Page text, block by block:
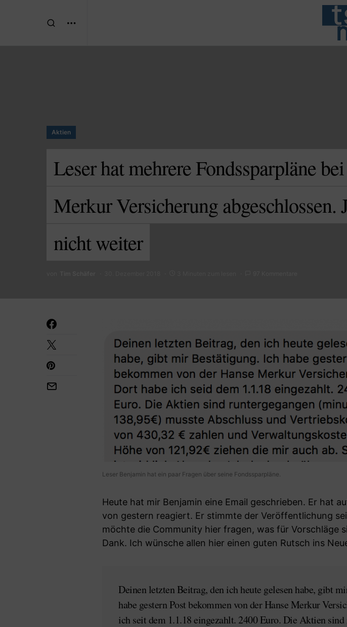
Aktien
Leser hat mehrere Fondssparpläne
Merkur Versicherung abgeschlossen.
nicht weiter
Leser Benjamin hat ein paar Fragen über seine Fondssparpläne.
Heute hat mir Benjamin eine Email geschrieben. Er hat
von gestern reagiert. Er stimmte der Veröffentlichung
möchte die Community hier fragen, was für Vorschläge
Dank. Ich wünsche allen hier einen guten Rutsch ins
Deinen letzten Beitrag, den ich heute gelesen habe, gibt
habe gestern Post bekommen von der Hanse Merkur
ich seit dem 1.1.18 eingezahlt. 2400 Euro. Die Aktien sind